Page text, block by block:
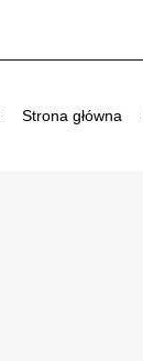
Strona główna